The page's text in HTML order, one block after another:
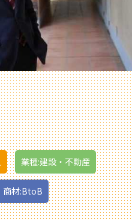
業種:建設・不動産
商材:BtoB